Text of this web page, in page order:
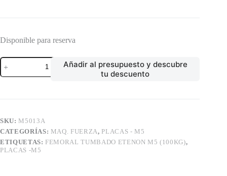
Disponible para reserva
FEMORAL
TUMBADO
ETENON
Añadir al presupuesto y descubre
tu descuento
SKU: M5013A
CATEGORÍAS: MAQ. FUERZA, PLACAS - M5
ETIQUETAS: FEMORAL TUMBADO ETENON M5 (100KG),
PLACAS -M5